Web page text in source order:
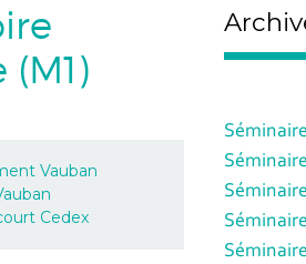
Vauban
Cedex